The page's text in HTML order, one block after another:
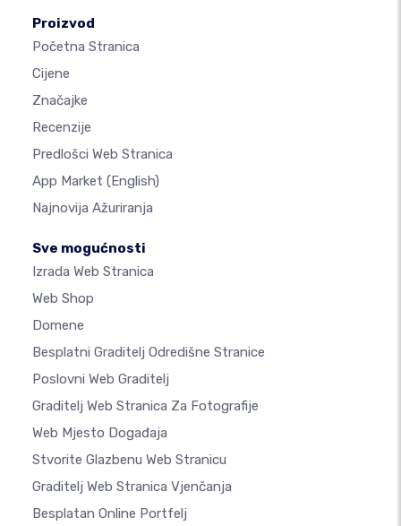
Proizvod
Početna Stranica
Cijene
Značajke
Recenzije
Predlošci Web Stranica
App Market (English)
Najnovija Ažuriranja
Sve mogućnosti
Izrada Web Stranica
Web Shop
Domene
Besplatni Graditelj Odredišne Stranice
Poslovni Web Graditelj
Graditelj Web Stranica Za Fotografije
Web Mjesto Događaja
Stvorite Glazbenu Web Stranicu
Graditelj Web Stranica Vjenčanja
Besplatan Online Portfelj